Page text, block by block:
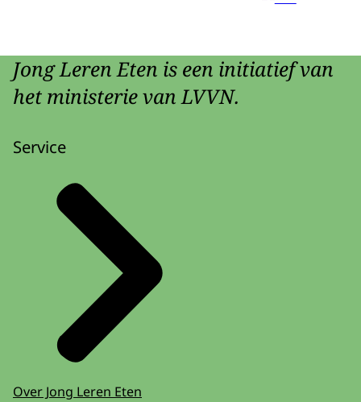
Jong Leren Eten is een initiatief van
het ministerie van LVVN.
Service
Over Jong Leren Eten